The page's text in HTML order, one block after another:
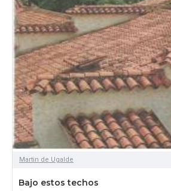
Martin de Ugalde
Bajo estos techos